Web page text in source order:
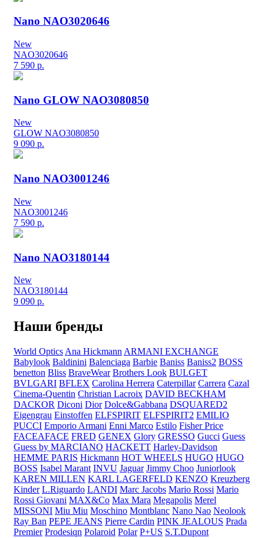
Nano NAO3020646
New
NAO3020646
7 590 р.
Nano GLOW NAO3080850
New
GLOW NAO3080850
9 090 р.
Nano NAO3001246
New
NAO3001246
7 590 р.
Nano NAO3180144
New
NAO3180144
9 090 р.
Наши бренды
World Optics Ana Hickmann ARMANI EXCHANGE
Babylook Baldinini Balenciaga Barbie Baniss Baniss2 BOSS
benetton Bliss BraveWear Brothers Look BULGET
BVLGARI BFLEX Carolina Herrera Caterpillar Carrera Cazal
Cinema-Quentin Christian Lacroix DAVID BECKHAM
DACKOR Diconi Dior Dolce&Gabbana DSQUARED2
Eigengrau Einstoffen ELFSPIRIT ELFSPIRIT2 EMILIO
PUCCI Emporio Armani Enni Marco Estilo Fisher Price
FACEAFACE FRED GENEX Glory GRESSO Gucci Guess
Guess by MARCIANO HACKETT Harley-Davidson
HEMME PARIS Hickmann HOT WHEELS HUGO HUGO
BOSS Isabel Marant INVU Jaguar Jimmy Choo Juniorlook
KAREN MILLEN KARL LAGERFELD KENZO Kreuzberg
Kinder L.Riguardo LANDI Marc Jacobs Mario Rossi Mario
Rossi Giovani MAX&Co Max Mara Megapolis Merel
MISSONI Miu Miu Moschino Montblanc Nano Nao Neolook
Ray Ban PEPE JEANS Pierre Cardin PINK JEALOUS Prada
Premier Prodesiqn Polaroid Polar P+US S.T.Dupont